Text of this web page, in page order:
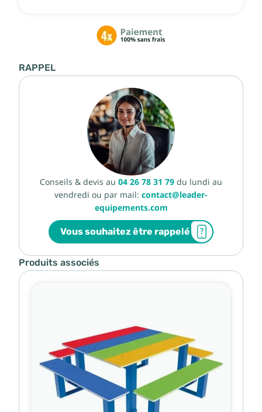
RAPPEL
Conseils & devis au 04 26 78 31 79 du lundi au
vendredi ou par mail: contact@leader-
equipements.com
Vous souhaitez être rappelé
Produits associés